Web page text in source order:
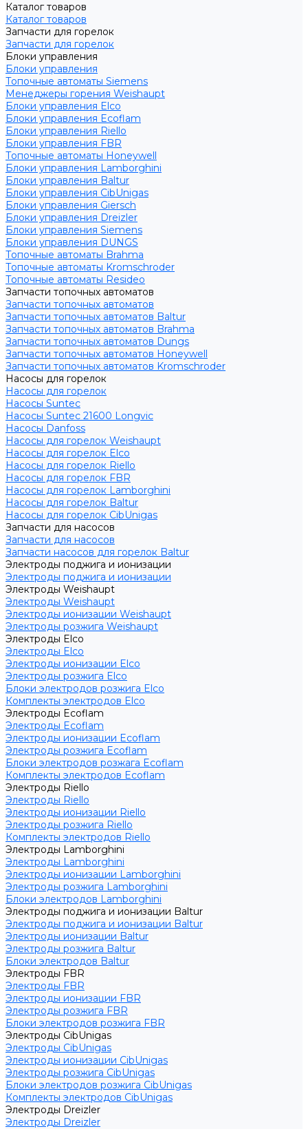
Каталог товаров
Каталог товаров
Запчасти для горелок
Запчасти для горелок
Блоки управления
Блоки управления
Топочные автоматы Siemens
Менеджеры горения Weishaupt
Блоки управления Elco
Блоки управления Ecoflam
Блоки управления Riello
Блоки управления FBR
Топочные автоматы Honeywell
Блоки управления Lamborghini
Блоки управления Baltur
Блоки управления CibUnigas
Блоки управления Giersch
Блоки управления Dreizler
Блоки управления Siemens
Блоки управления DUNGS
Топочные автоматы Brahma
Топочные автоматы Kromschroder
Топочные автоматы Resideo
Запчасти топочных автоматов
Запчасти топочных автоматов
Запчасти топочных автоматов Baltur
Запчасти топочных автоматов Brahma
Запчасти топочных автоматов Dungs
Запчасти топочных автоматов Honeywell
Запчасти топочных автоматов Kromschroder
Насосы для горелок
Насосы для горелок
Насосы Suntec
Насосы Suntec 21600 Longvic
Насосы Danfoss
Насосы для горелок Weishaupt
Насосы для горелок Elco
Насосы для горелок Riello
Насосы для горелок FBR
Насосы для горелок Lamborghini
Насосы для горелок Baltur
Насосы для горелок CibUnigas
Запчасти для насосов
Запчасти для насосов
Запчасти насосов для горелок Baltur
Электроды поджига и ионизации
Электроды поджига и ионизации
Электроды Weishaupt
Электроды Weishaupt
Электроды ионизации Weishaupt
Электроды розжига Weishaupt
Электроды Elco
Электроды Elco
Электроды ионизации Elco
Электроды розжига Elco
Блоки электродов розжига Elco
Комплекты электродов Elco
Электроды Ecoflam
Электроды Ecoflam
Электроды ионизации Ecoflam
Электроды розжига Ecoflam
Блоки электродов розжага Ecoflam
Комплекты электродов Ecoflam
Электроды Riello
Электроды Riello
Электроды ионизации Riello
Электроды розжига Riello
Комплекты электродов Riello
Электроды Lamborghini
Электроды Lamborghini
Электроды ионизации Lamborghini
Электроды розжига Lamborghini
Блоки электродов Lamborghini
Электроды поджига и ионизации Baltur
Электроды поджига и ионизации Baltur
Электроды ионизации Baltur
Электроды розжига Baltur
Блоки электродов Baltur
Электроды FBR
Электроды FBR
Электроды ионизации FBR
Электроды розжига FBR
Блоки электродов розжига FBR
Электроды CibUnigas
Электроды CibUnigas
Электроды ионизации CibUnigas
Электроды розжига CibUnigas
Блоки электродов розжига CibUnigas
Комплекты электродов CibUnigas
Электроды Dreizler
Электроды Dreizler